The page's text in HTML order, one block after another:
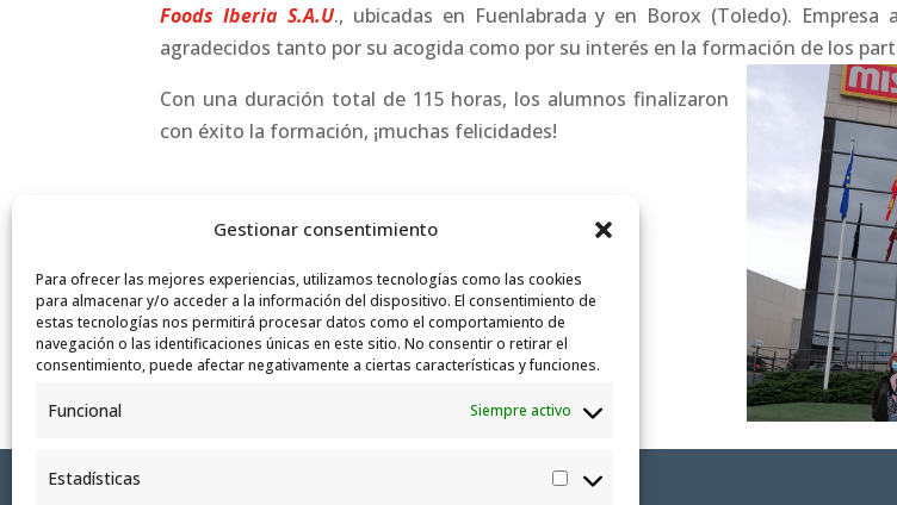
Gestionar consentimiento
Para ofrecer las mejores experiencias, utilizamos tecnologías como las cookies
para almacenar y/o acceder a la información del dispositivo. El consentimiento de
estas tecnologías nos permitirá procesar datos como el comportamiento de
navegación o las identificaciones únicas en este sitio. No consentir o retirar el
consentimiento, puede afectar negativamente a ciertas características y funciones.
Funcional Siempre activo
Estadísticas
Estadísticas
Foods Iberia S.A.U., ubicadas en Fuenlabrada y en Borox (Toledo).
agradecidos tanto por su acogida como por su interés en la formación de los
Con una duración total de 115 horas, los alumnos finalizaron
con éxito la formación, ¡muchas felicidades!